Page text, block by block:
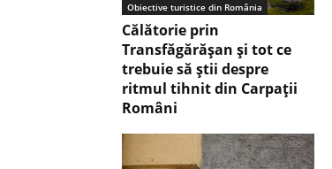
Obiective turistice din România
Călătorie prin
Transfăgărășan și tot ce
trebuie să știi despre
ritmul tihnit din Carpații
Români